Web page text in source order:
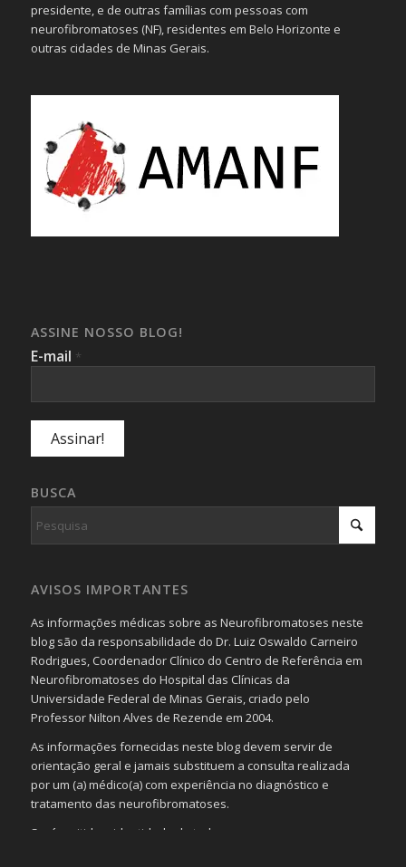
presidente, e de outras famílias com pessoas com
neurofibromatoses (NF), residentes em Belo Horizonte e
outras cidades de Minas Gerais.
ASSINE NOSSO BLOG!
E-mail *
BUSCA
AVISOS IMPORTANTES
As informações médicas sobre as Neurofibromatoses neste
blog são da responsabilidade do Dr. Luiz Oswaldo Carneiro
Rodrigues, Coordenador Clínico do Centro de Referência em
Neurofibromatoses do Hospital das Clínicas da
Universidade Federal de Minas Gerais, criado pelo
Professor Nilton Alves de Rezende em 2004.
As informações fornecidas neste blog devem servir de
orientação geral e jamais substituem a consulta realizada
por um (a) médico(a) com experiência no diagnóstico e
tratamento das neurofibromatoses.
Será omitida a identidade de todas as pessoas que